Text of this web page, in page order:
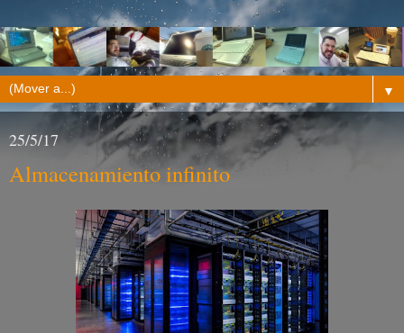
▼
25/5/17
Almacenamiento infinito